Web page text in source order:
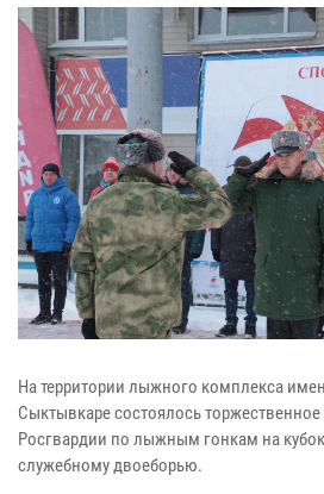
На территории лыжного комплекса
Сыктывкаре состоялось
Росгвардии по лыжным гонкам на
служебному двоеборью.